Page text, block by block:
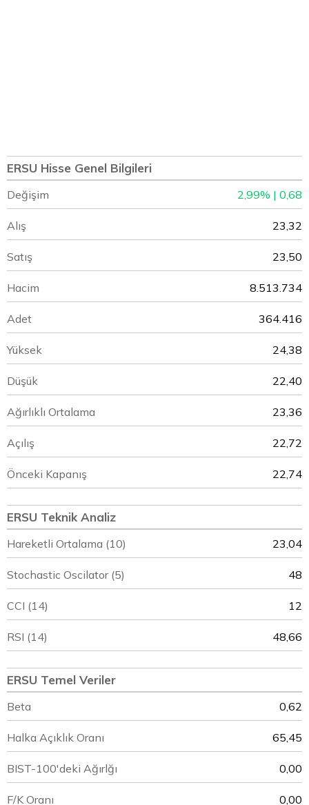
ERSU Hisse Genel Bilgileri
Değişim 2,99% | 0,68
Alış 23,32
Satış 23,50
Hacim 8.513.734
Adet 364.416
Yüksek 24,38
Düşük 22,40
Ağırlıklı Ortalama 23,36
Açılış 22,72
Önceki Kapanış 22,74
ERSU Teknik Analiz
Hareketli Ortalama (10) 23,04
Stochastic Oscilator (5) 48
CCI (14) 12
RSI (14) 48,66
ERSU Temel Veriler
Beta 0,62
Halka Açıklık Oranı 65,45
BIST-100'deki Ağırlğı 0,00
F/K Oranı 0,00